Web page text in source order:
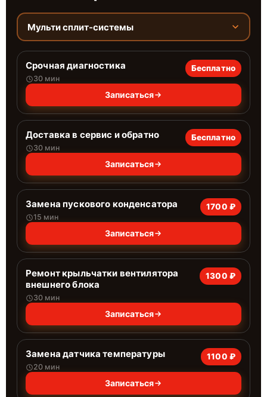
Мульти сплит-системы
Срочная диагностика
30 мин
Бесплатно
Записаться
Доставка в сервис и обратно
30 мин
Бесплатно
Записаться
Замена пускового конденсатора
15 мин
1700 ₽
Записаться
Ремонт крыльчатки вентилятора
внешнего блока
30 мин
1300 ₽
Записаться
Замена датчика температуры
20 мин
1100 ₽
Записаться